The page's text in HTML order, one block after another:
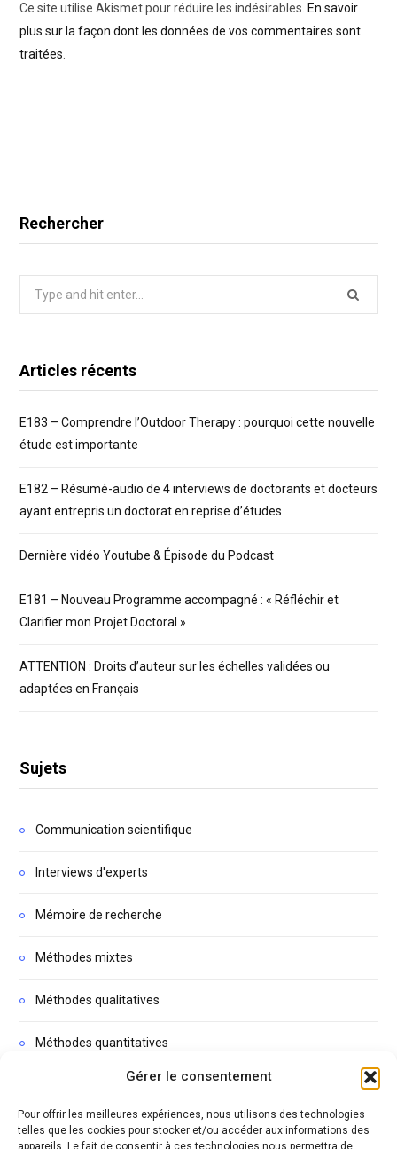
Gérer le consentement
Pour offrir les meilleures expériences, nous utilisons des technologies
telles que les cookies pour stocker et/ou accéder aux informations des
appareils. Le fait de consentir à ces technologies nous permettra de
Ce site utilise Akismet pour réduire les indésirables. En savoir
plus sur la façon dont les données de vos commentaires sont
traitées
Rechercher
Articles récents
E183 – Comprendre l’Outdoor Therapy : pourquoi cette nouvelle
étude est importante
E182 – Résumé-audio de 4 interviews de doctorants et docteurs
ayant entrepris un doctorat en reprise d’études
Dernière vidéo Youtube & Épisode du Podcast
E181 – Nouveau Programme accompagné : « Réfléchir et
Clarifier mon Projet Doctoral »
ATTENTION : Droits d’auteur sur les échelles validées ou
adaptées en Français
Sujets
Communication scientifique
Interviews d'experts
Mémoire de recherche
Méthodes mixtes
Méthodes qualitatives
Méthodes quantitatives
Podcasts